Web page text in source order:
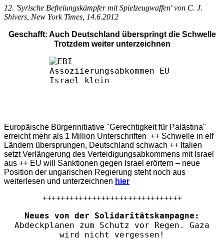
12. 'Syrische Befreiungskämpfer mit Spielzeugwaffen' von C. J.
Shivers, New York Times, 14.6.2012
Geschafft: Auch Deutschland überspringt die Schwelle
Trotzdem weiter unterzeichnen
Europäische Bürgerinitiative "Gerechtigkeit für Palästina"
erreicht mehr als 1 Million Unterschriften ++ Schwelle in elf
Ländern übersprungen, Deutschland schwach ++ Italien
setzt Verlängerung des Verteidigungsabkommens mit Israel
aus ++ EU will Sanktionen gegen Israel erörtern – neue
Position der ungarischen Regierung steht noch aus
weiterlesen und unterzeichnen hier
+++++++++++++++++++++++++++++++
Neues von der Solidaritätskampagne:
Abdeckplanen zum Schutz vor Regen. Gaza
wird nicht vergessen!